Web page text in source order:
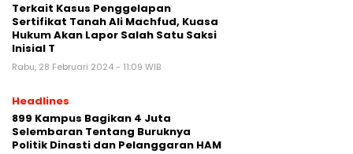
Terkait Kasus Penggelapan
Sertifikat Tanah Ali Machfud, Kuasa
Hukum Akan Lapor Salah Satu Saksi
Inisial T
Rabu, 28 Februari 2024 - 11:09 WIB
Headlines
899 Kampus Bagikan 4 Juta
Selembaran Tentang Buruknya
Politik Dinasti dan Pelanggaran HAM